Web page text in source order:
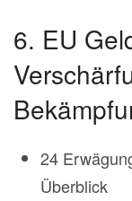
6. EU
24
Überblick